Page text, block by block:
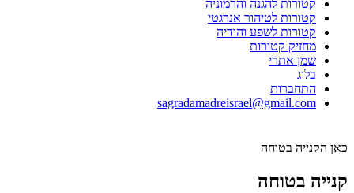
קטורות להגנה והרמוניה
קטורות לטיהור אנרגטי
קטורות לשפע והודיה
מחזיק קטורות
שמן אתרי
בלוג
התחברות
sagradamadreisrael@gmail.com
כאן הקנייה בטוחה
קנייה בטוחה